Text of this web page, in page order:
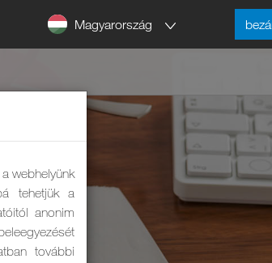
Magyarország
webhelyünk
tehetjük a
anonim
további